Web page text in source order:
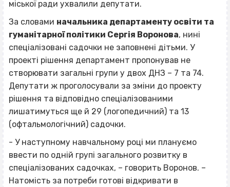
міської ради ухвалили депутати.
За словами начальника департаменту освіти та
гуманітарної політики Сергія Воронова, нині
спеціалізовані садочки не заповнені дітьми. У
проекті рішення департамент пропонував не
створювати загальні групи у двох ДНЗ – 7 та 74.
Депутати ж проголосували за зміни до проекту
рішення та відповідно спеціалізованими
лишатимуться ще й 29 (логопедичний) та 13
(офтальмологічний) садочки.
- У наступному навчальному році ми плануємо
ввести по одній групі загального розвитку в
спеціалізованих садочках, – говорить Воронов. –
Натомість за потреби готові відкривати в